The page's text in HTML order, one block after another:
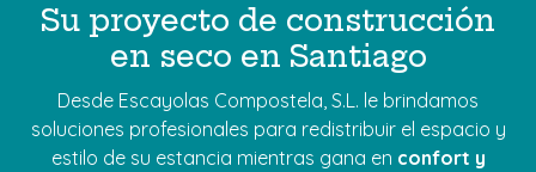
Su proyecto de construcción
en seco en Santiago
Desde Escayolas Compostela, S.L. le brindamos
soluciones profesionales para redistribuir el espacio y
estilo de su estancia mientras gana en confort y